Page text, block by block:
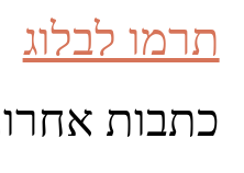
תרמו לבלוג
כתבות